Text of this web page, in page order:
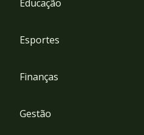
Educação
Esportes
Finanças
Gestão